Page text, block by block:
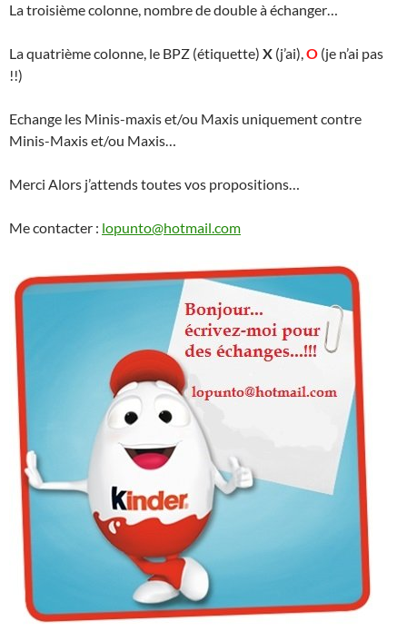
La troisième colonne, nombre de double à échanger…
La quatrième colonne, le BPZ (étiquette) X (j’ai),O (je n’ai pas
!!)
Echange les Minis-maxis et/ou Maxis uniquement contre
Minis-Maxis et/ou Maxis…
Merci Alors j’attends toutes vos propositions…
Me contacter : lopunto@hotmail.com